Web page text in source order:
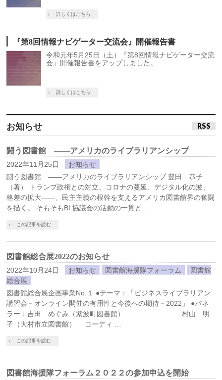
詳しくはこちら
『第8回情報ナビゲーター交流会』開催報告書
令和元年5月25日（土）『第8回情報ナビゲーター交流
会』開催報告書をアップしました。
詳しくはこちら
お知らせ RSS
闘う図書館 ――アメリカのライブラリアンシップ
2022年11月25日
お知らせ
闘う図書館 ――アメリカのライブラリアンシップ 豊田 恭子
（著） トランプ政権との対立、コロナの蔓延、デジタル化の波、
格差の拡大――、民主主義の根幹を支えるアメリカ図書館界の奮闘
を描く。 そもそもBL協議会の活動の一貫と …
この記事を読む
図書館総合展2022のお知らせ
2022年10月24日 お知らせ 図書館海援隊フォーラム
図書館
総合展
図書館総合展企画事業No.１ ●テーマ：「ビジネスライブラリアン
講習会－オンライン開催の有用性と今後への期待－2022」 ●パネ
ラー：吉田 めぐみ（紫波町図書館） 村山 明
子（大村市立図書館） コーディ …
この記事を読む
図書館海援隊フォーラム２０２２の参加申込を開始